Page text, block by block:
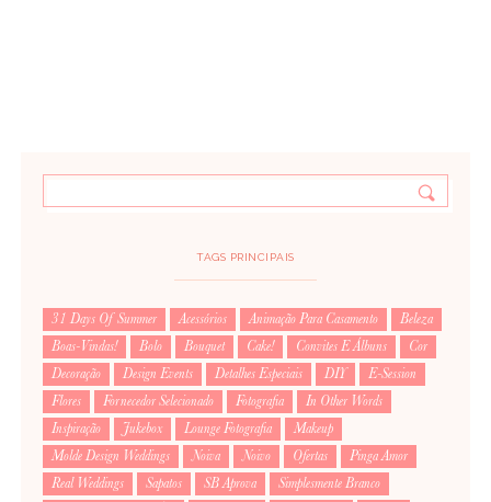
TAGS PRINCIPAIS
31 Days Of Summer Acessórios Animação Para Casamento
Beleza
Boas-Vindas!
Bolo Bouquet Cake! Convites E Álbuns
Cor
Decoração
Design Events Detalhes Especiais DIY
E-Session
Flores
Fornecedor Selecionado Fotografia
In Other Words
Inspiração
Jukebox Lounge Fotografia
Makeup
Molde Design Weddings
Noiva Noivo Ofertas
Pinga Amor
Real Weddings
Sapatos SB Aprova
Simplesmente Branco